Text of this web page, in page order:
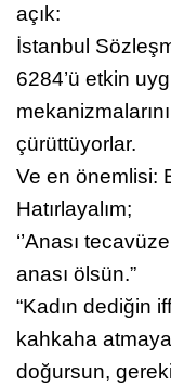
açık:
İstanbul
6284’ü etkin
çürüttüyorlar.
Ve en önemlisi:
Hatırlayalım;
‘’Anası
anası ölsün.”
“Kadın dediğin
kahkaha
doğursun,